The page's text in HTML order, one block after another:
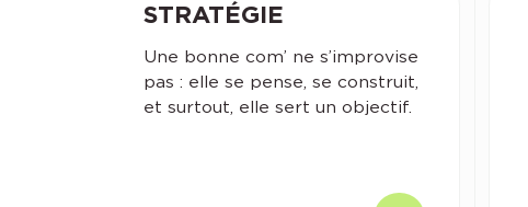
STRATÉGIE
Une bonne com’ ne s’improvise
pas : elle se pense, se construit,
et surtout, elle sert un objectif.